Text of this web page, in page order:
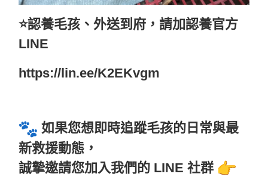
⭐️認養毛孩、外送到府，請加認養官方
LINE
https://lin.ee/K2EKvgm
如果您想即時追蹤毛孩的日常與最
新救援動態，
誠摯邀請您加入我們的 LINE 社群